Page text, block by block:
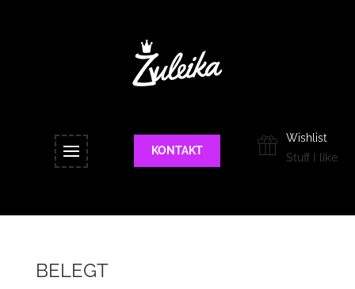
KONTAKT
Wishlist
Stuff I like
BELEGT